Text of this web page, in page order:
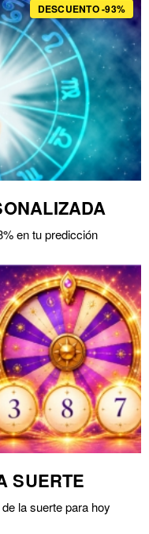
DESCUENTO -93%
en tu predicción
SUERTE
la suerte para hoy